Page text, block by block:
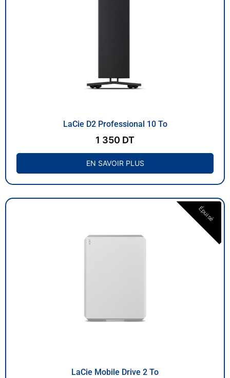
LaCie D2 Professional 10 To
1 350 DT
EN SAVOIR PLUS
LaCie Mobile Drive 2 To
Épuisé